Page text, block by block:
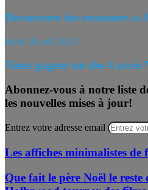
Découverte des écouteurs a-
lundi 26 août 2013
Viens gagner un des 4
Abonnez-vous à notre liste
les nouvelles mises à jour!
Entrez votre adresse email
Les affiches minimalistes
Que fait le père Noël le